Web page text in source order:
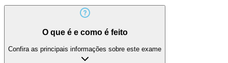
O que é e como é feito
Confira as principais informações sobre este exame